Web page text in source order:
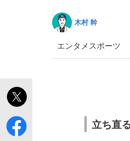
「最悪の空気
私のあのとき
木村 幹
エンタメ スポーツ
立ち直